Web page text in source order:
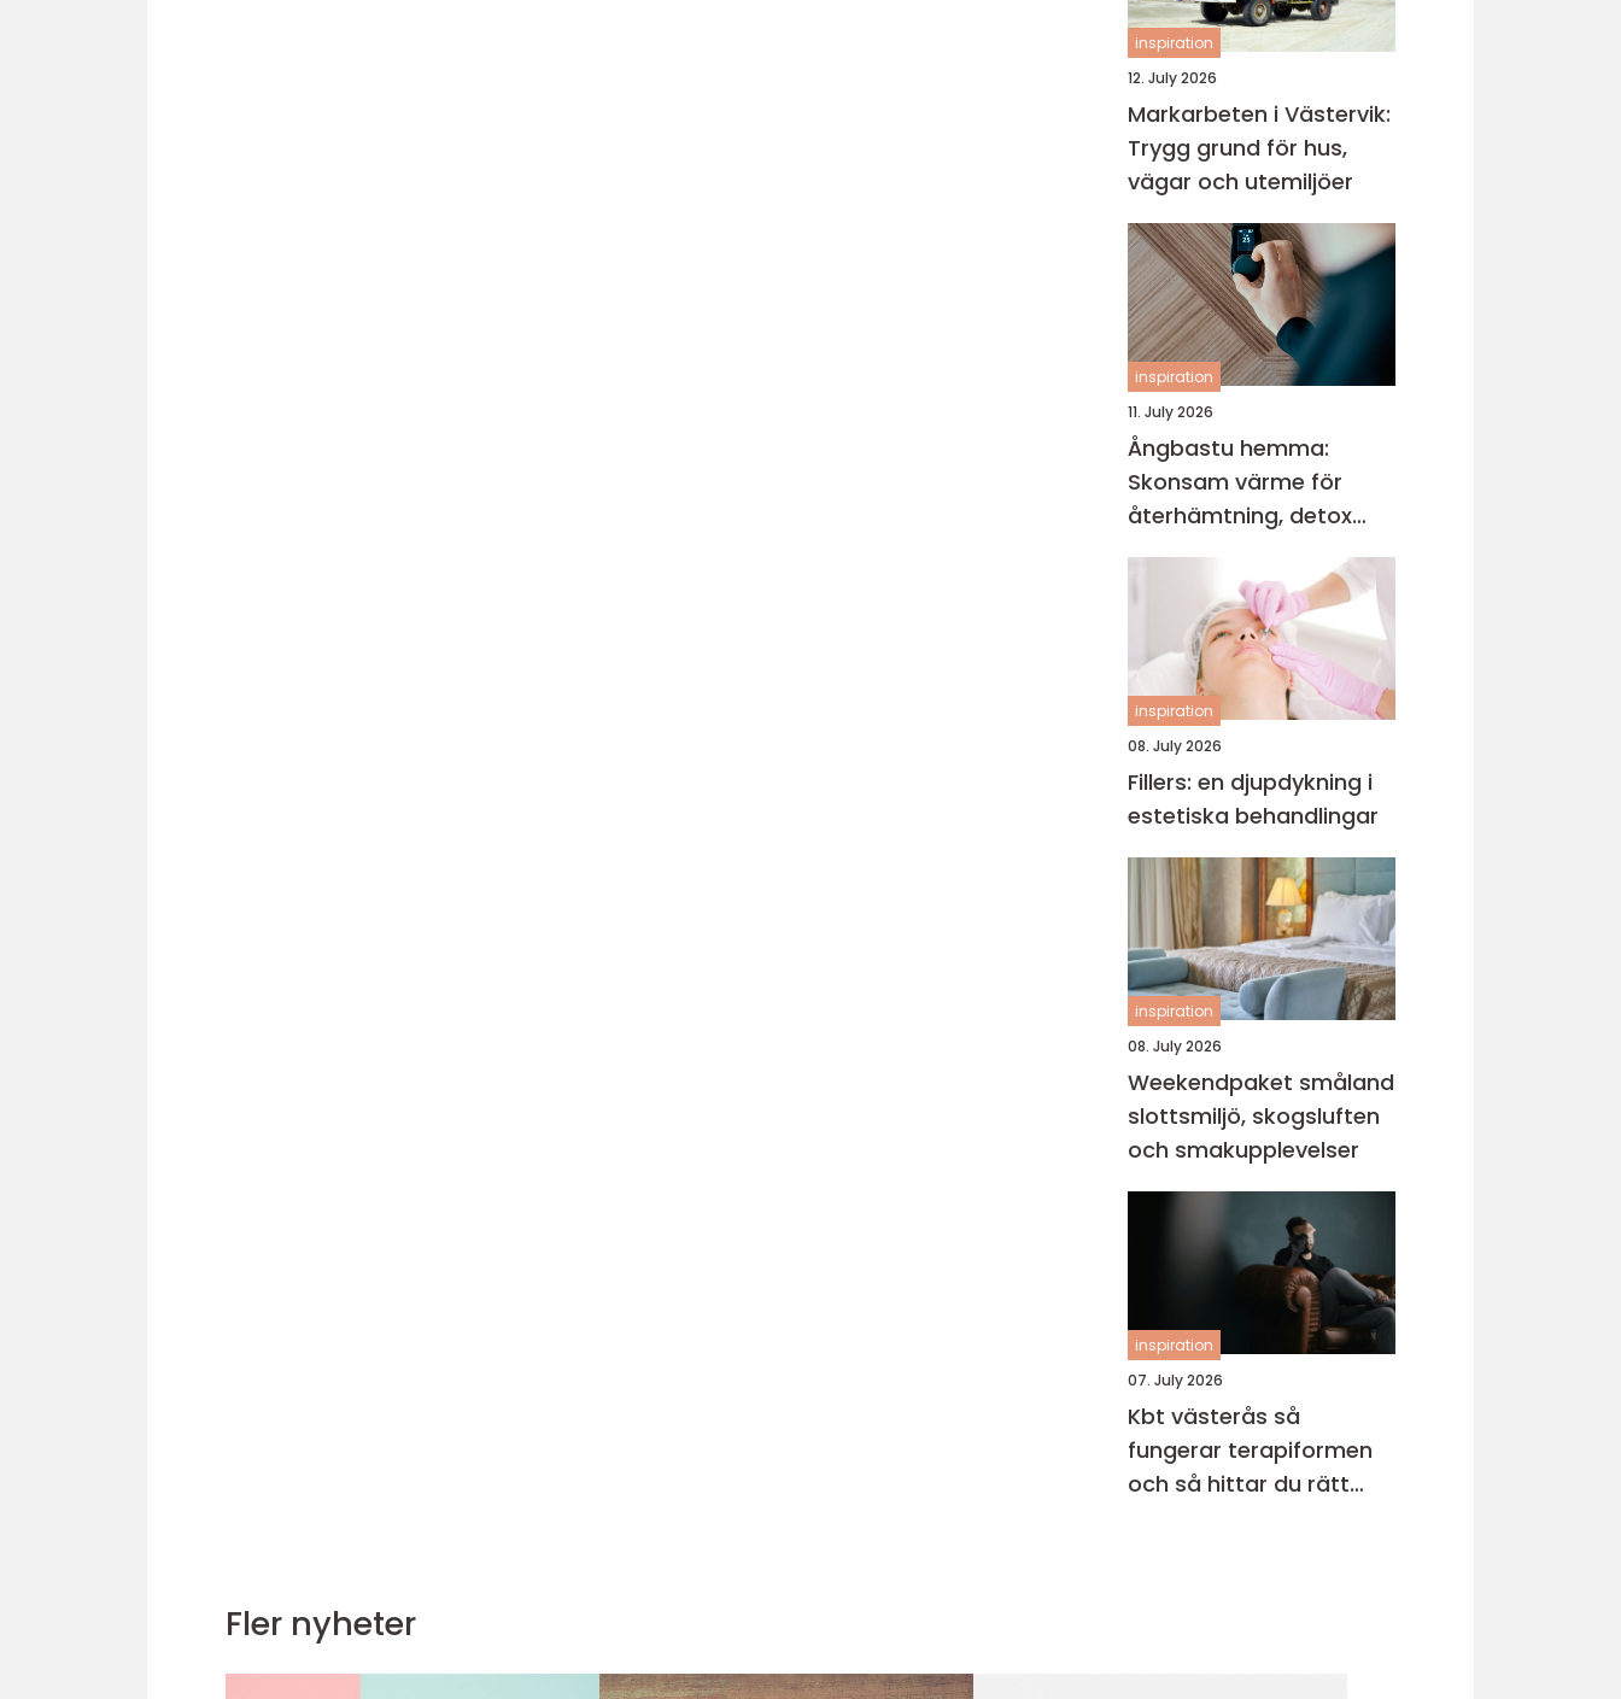
inspiration
12. July 2026
Markarbeten i Västervik:
Trygg grund för hus,
vägar och utemiljöer
inspiration
11. July 2026
Ångbastu hemma:
Skonsam värme för
återhämtning, detox
och mental balans
inspiration
08. July 2026
Fillers: en djupdykning i
estetiska behandlingar
inspiration
08. July 2026
Weekendpaket småland
slottsmiljö, skogsluften
och smakupplevelser
inspiration
07. July 2026
Kbt västerås så
fungerar terapiformen
och så hittar du rätt
Fler nyheter